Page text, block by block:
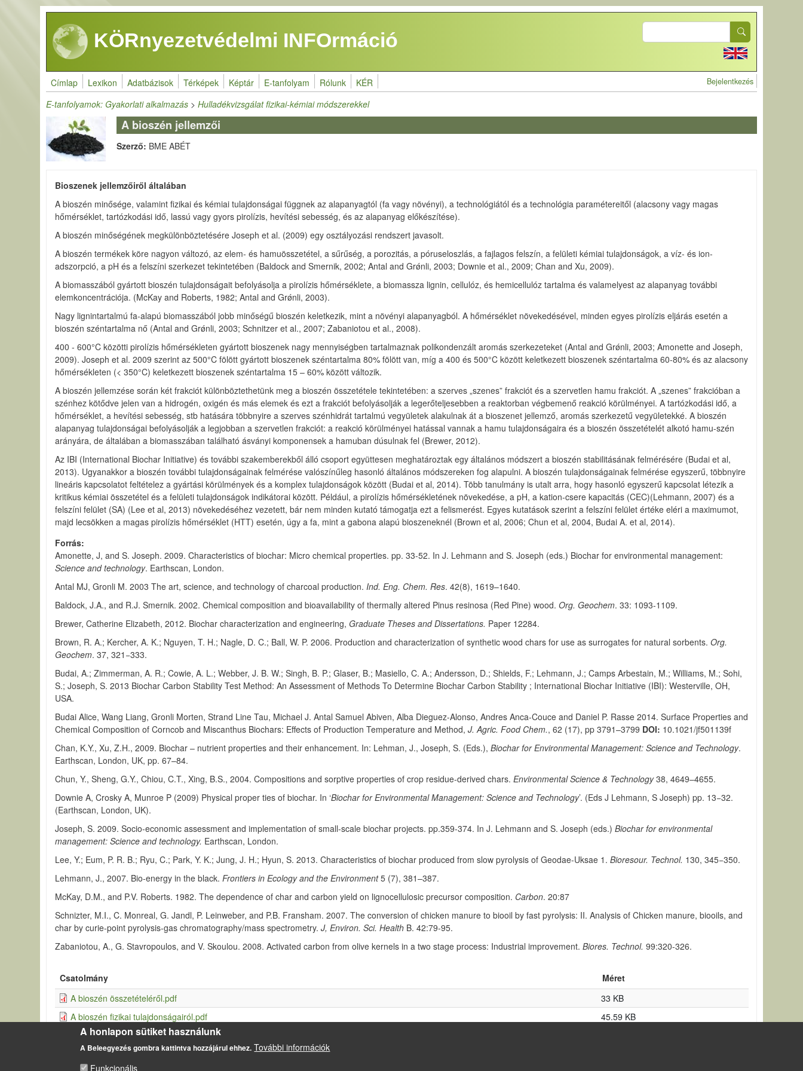
Ugrás a tartalomra
KÖRnyezetvédelmi INFOrmáció
Search
Címlap Lexikon Adatbázisok Térképek Képtár E-tanfolyam Rólunk KÉR User account
Bejelentkezés
E-tanfolyamok: Gyakorlati alkalmazás >Hulladékvizsgálat fizikai-kémiai módszerekkel
A bioszén jellemzői
Szerző: BME ABÉT
Bioszenek jellemzőiről általában
A bioszén minősége, valamint fizikai és kémiai tulajdonságai függnek az alapanyagtól (fa vagy növényi), a technológiától és a technológia paramétereitől (alacsony vagy magas
hőmérséklet, tartózkodási idő, lassú vagy gyors pirolízis, hevítési sebesség, és az alapanyag előkészítése).
A bioszén minőségének megkülönböztetésére Joseph et al. (2009) egy osztályozási rendszert javasolt.
A bioszén termékek köre nagyon változó, az elem- és hamuösszetétel, a sűrűség, a porozitás, a póruseloszlás, a fajlagos felszín, a felületi kémiai tulajdonságok, a víz- és ion-
adszorpció, a pH és a felszíni szerkezet tekintetében (Baldock and Smernik, 2002; Antal and Grǿnli, 2003; Downie et al., 2009; Chan and Xu, 2009).
A biomasszából gyártott bioszén tulajdonságait befolyásolja a pirolízis hőmérséklete, a biomassza lignin, cellulóz, és hemicellulóz tartalma és valamelyest az alapanyag további
elemkoncentrációja. (McKay and Roberts, 1982; Antal and Grǿnli, 2003).
Nagy lignintartalmú fa-alapú biomasszából jobb minőségű bioszén keletkezik, mint a növényi alapanyagból. A hőmérséklet növekedésével, minden egyes pirolízis eljárás esetén a
bioszén széntartalma nő (Antal and Grǿnli, 2003; Schnitzer et al., 2007; Zabaniotou et al., 2008).
400 - 600°C közötti pirolízis hőmérsékleten gyártott bioszenek nagy mennyiségben tartalmaznak polikondenzált aromás szerkezeteket (Antal and Grǿnli, 2003; Amonette and Joseph,
2009). Joseph et al. 2009 szerint az 500°C fölött gyártott bioszenek széntartalma 80% fölött van, míg a 400 és 500°C között keletkezett bioszenek széntartalma 60-80% és az alacsony
hőmérsékleten (< 350°C) keletkezett bioszenek széntartalma 15 – 60% között változik.
A bioszén jellemzése során két frakciót különböztethetünk meg a bioszén összetétele tekintetében: a szerves „szenes” frakciót és a szervetlen hamu frakciót. A „szenes” frakcióban a
szénhez kötődve jelen van a hidrogén, oxigén és más elemek és ezt a frakciót befolyásolják a legerőteljesebben a reaktorban végbemenő reakció körülményei. A tartózkodási idő, a
hőmérséklet, a hevítési sebesség, stb hatására többnyire a szerves szénhidrát tartalmú vegyületek alakulnak át a bioszenet jellemző, aromás szerkezetű vegyületekké. A bioszén
alapanyag tulajdonságai befolyásolják a legjobban a szervetlen frakciót: a reakció körülményei hatással vannak a hamu tulajdonságaira és a bioszén összetételét alkotó hamu-szén
arányára, de általában a biomasszában található ásványi komponensek a hamuban dúsulnak fel (Brewer, 2012).
Az IBI (International Biochar Initiative) és további szakemberekből álló csoport együttesen meghatároztak egy általános módszert a bioszén stabilitásának felmérésére (Budai et al,
2013). Ugyanakkor a bioszén további tulajdonságainak felmérése valószínűleg hasonló általános módszereken fog alapulni. A bioszén tulajdonságainak felmérése egyszerű, többnyire
lineáris kapcsolatot feltételez a gyártási körülmények és a komplex tulajdonságok között (Budai et al, 2014). Több tanulmány is utalt arra, hogy hasonló egyszerű kapcsolat létezik a
kritikus kémiai összetétel és a felületi tulajdonságok indikátorai között. Például, a pirolízis hőmérsékletének növekedése, a pH, a kation-csere kapacitás (CEC)(Lehmann, 2007) és a
felszíni felület (SA) (Lee et al, 2013) növekedéséhez vezetett, bár nem minden kutató támogatja ezt a felismerést. Egyes kutatások szerint a felszíni felület értéke eléri a maximumot,
majd lecsökken a magas pirolízis hőmérséklet (HTT) esetén, úgy a fa, mint a gabona alapú bioszeneknél (Brown et al, 2006; Chun et al, 2004, Budai A. et al, 2014).
Forrás
Amonette, J, and S. Joseph. 2009. Characteristics of biochar: Micro chemical properties. pp. 33-52. In J. Lehmann and S. Joseph (eds.) Biochar for environmental management:
Science and technology. Earthscan, London.
Antal MJ, Gronli M. 2003 The art, science, and technology of charcoal production.Ind. Eng. Chem. Res. 42(8), 1619–1640.
Baldock, J.A., and R.J. Smernik. 2002. Chemical composition and bioavailability of thermally altered Pinus resinosa (Red Pine) wood.Org. Geochem. 33: 1093-1109.
Brewer, Catherine Elizabeth, 2012. Biochar characterization and engineering, Graduate Theses and Dissertations. Paper 12284.
Brown, R. A.; Kercher, A. K.; Nguyen, T. H.; Nagle, D. C.; Ball, W. P. 2006. Production and characterization of synthetic wood chars for use as surrogates for natural sorbents.Org.
Geochem. 37, 321−333.
Budai, A.; Zimmerman, A. R.; Cowie, A. L.; Webber, J. B. W.; Singh, B. P.; Glaser, B.; Masiello, C. A.; Andersson, D.; Shields, F.; Lehmann, J.; Camps Arbestain, M.; Williams, M.; Sohi,
S.; Joseph, S. 2013 Biochar Carbon Stability Test Method: An Assessment of Methods To Determine Biochar Carbon Stability ; International Biochar Initiative (IBI): Westerville, OH,
USA.
Budai Alice, Wang Liang, Gronli Morten, Strand Line Tau, Michael J. Antal Samuel Abiven, Alba Dieguez-Alonso, Andres Anca-Couce and Daniel P. Rasse 2014. Surface Properties and
Chemical Composition of Corncob and Miscanthus Biochars: Effects of Production Temperature and Method,J. Agric. Food Chem., 62 (17), pp 3791–3799 DOI: 10.1021/jf501139f
Chan, K.Y., Xu, Z.H., 2009. Biochar – nutrient properties and their enhancement. In: Lehman, J., Joseph, S. (Eds.),Biochar for Environmental Management: Science and Technology.
Earthscan, London, UK, pp. 67–84.
Chun, Y., Sheng, G.Y., Chiou, C.T., Xing, B.S., 2004. Compositions and sorptive properties of crop residue-derived chars.Environmental Science & Technology38, 4649–4655.
Downie A, Crosky A, Munroe P (2009) Physical proper ties of biochar. In ‘Biochar for Environmental Management: Science and Technology’. (Eds J Lehmann, S Joseph) pp. 13−32.
(Earthscan, London, UK).
Joseph, S. 2009. Socio-economic assessment and implementation of small-scale biochar projects. pp.359-374. In J. Lehmann and S. Joseph (eds.)Biochar for environmental
management: Science and technology. Earthscan, London.
Lee, Y.; Eum, P. R. B.; Ryu, C.; Park, Y. K.; Jung, J. H.; Hyun, S. 2013. Characteristics of biochar produced from slow pyrolysis of Geodae-Uksae 1.Bioresour. Technol. 130, 345−350.
Lehmann, J., 2007. Bio-energy in the black.Frontiers in Ecology and the Environment5 (7), 381–387.
McKay, D.M., and P.V. Roberts. 1982. The dependence of char and carbon yield on lignocellulosic precursor composition. Carbon. 20:87
Schnizter, M.I., C. Monreal, G. Jandl, P. Leinweber, and P.B. Fransham. 2007. The conversion of chicken manure to biooil by fast pyrolysis: II. Analysis of Chicken manure, biooils, and
char by curie-point pyrolysis-gas chromatography/mass spectrometry. J, Environ. Sci. Health B. 42:79-95.
Zabaniotou, A., G. Stavropoulos, and V. Skoulou. 2008. Activated carbon from olive kernels in a two stage process: Industrial improvement.Biores. Technol. 99:320-326.
Csatolmány
Méret
A bioszén összetételéről.pdf
33 KB
A bioszén fizikai tulajdonságairól.pdf
45.59 KB
A bioszén kémiai tulajdonságairól.pdf
A honlapon sütiket használunk
A Beleegyezés gombra kattintva hozzájárul ehhez. További információk
Funkcionális